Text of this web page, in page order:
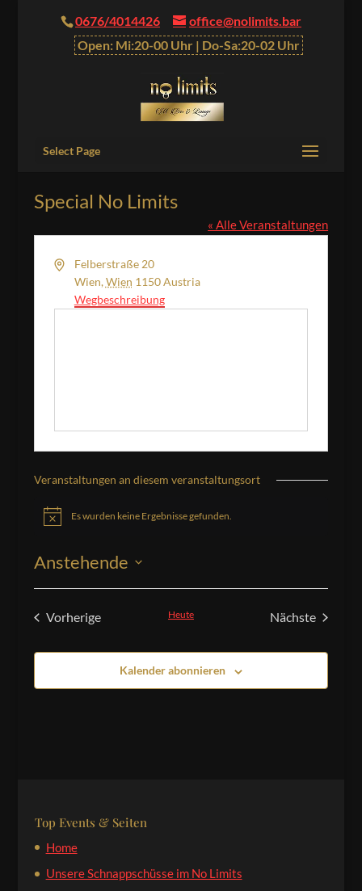
0676/4014426
office@nolimits.bar
Open: Mi:20-00 Uhr | Do-Sa:20-02 Uhr
Select Page
Special No Limits
« Alle Veranstaltungen
AdresseFelberstraße 20
Wien,Wien 1150Austria
Wegbeschreibung
Veranstaltungen an diesem veranstaltungsort
HinweisEs wurden keine Ergebnisse gefunden.
Anstehende
Vorherige
Heute
Nächste
Kalender abonnieren
Top Events & Seiten
Home
Unsere Schnappschüsse im No Limits